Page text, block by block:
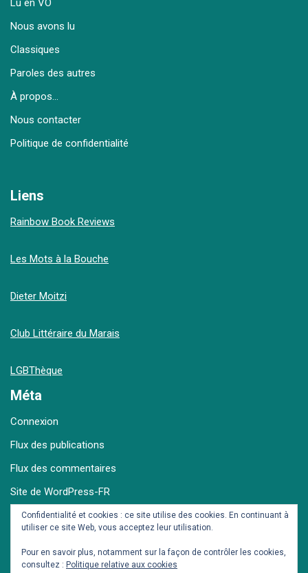
Lu en VO
Nous avons lu
Classiques
Paroles des autres
À propos…
Nous contacter
Politique de confidentialité
Liens
Rainbow Book Reviews
Les Mots à la Bouche
Dieter Moitzi
Club Littéraire du Marais
LGBThèque
Méta
Connexion
Flux des publications
Flux des commentaires
Site de WordPress-FR
Confidentialité et cookies : ce site utilise des cookies. En continuant à
utiliser ce site Web, vous acceptez leur utilisation.
Pour en savoir plus, notamment sur la façon de contrôler les cookies,
consultez : Politique relative aux cookies